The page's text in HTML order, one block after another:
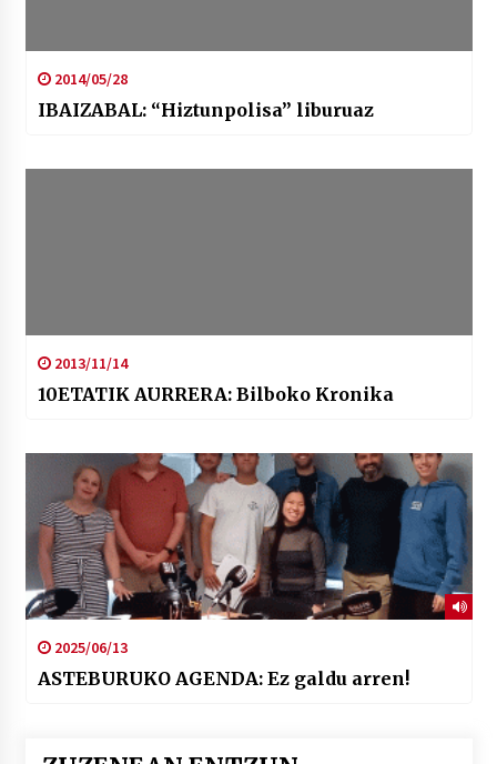
2014/05/28
IBAIZABAL: “Hiztunpolisa” liburuaz
2013/11/14
10ETATIK AURRERA: Bilboko Kronika
2025/06/13
ASTEBURUKO AGENDA: Ez galdu arren!